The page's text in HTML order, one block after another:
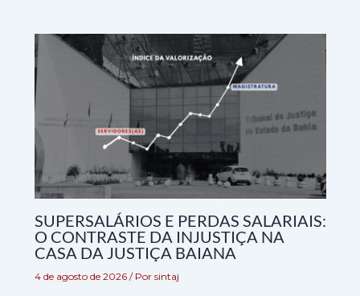
SUPERSALÁRIOS E PERDAS SALARIAIS:
O CONTRASTE DA INJUSTIÇA NA
CASA DA JUSTIÇA BAIANA
4 de agosto de 2026 / Por sintaj